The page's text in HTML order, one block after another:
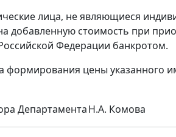
лица, не являющиеся
добавленную стоимость при
Федерации банкротом.
формирования цены
ДепартаментаН.А. Комова